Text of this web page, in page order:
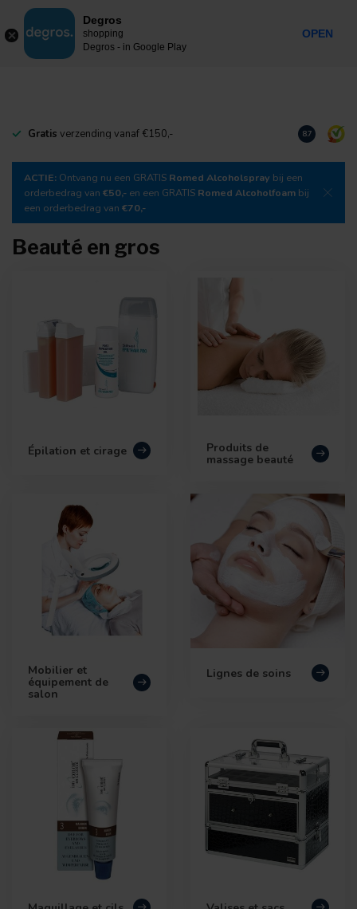
MENU
Gratis verzending vanaf €150,- Téléchargez
8.7
ACTIE: Ontvang nu een GRATIS Romed Alcoholspray bij een
orderbedrag van €50,- en een GRATIS Romed Alcoholfoam bij
een orderbedrag van €70,-
Beauté en gros
Épilation et cirage Produits de
massage beauté
Mobilier et
équipement de
salon
Lignes de soins
Degros
shopping
Degros - in Google Play
OPEN